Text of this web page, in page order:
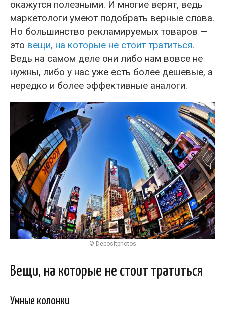
окажутся полезными. И многие верят, ведь
маркетологи умеют подобрать верные слова.
Но большинство рекламируемых товаров —
это вещи, на которые не стоит тратиться.
Ведь на самом деле они либо нам вовсе не
нужны, либо у нас уже есть более дешевые, а
нередко и более эффективные аналоги.
© Depositphotos
Вещи, на которые не стоит тратиться
Умные колонки